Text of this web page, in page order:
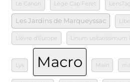
Le Canon Lège Cap Feret
Les Jardins de Marqueyssac
Lièvre d'Europe Linum usitatissimum
Lys Macro Main